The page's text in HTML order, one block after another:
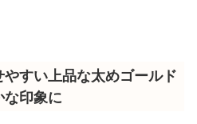
すい上品な太めゴールド
な印象に